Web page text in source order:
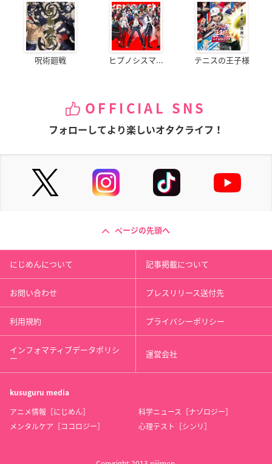
呪術廻戦 ヒプノシスマ... テニスの王子様
OFFICIAL SNS
フォローしてより楽しいオタクライフ！
ページの先頭へ
にじめんについて 記事掲載について
お問い合わせ プレスリリース送付先
利用規約 プライバシーポリシー
インフォマティブデータポリシ
ー 運営会社
kusuguru media
アニメ情報［にじめん］
科学ニュース［ナゾロジー］
メンタルケア［ココロジー］
心理テスト［シンリ］